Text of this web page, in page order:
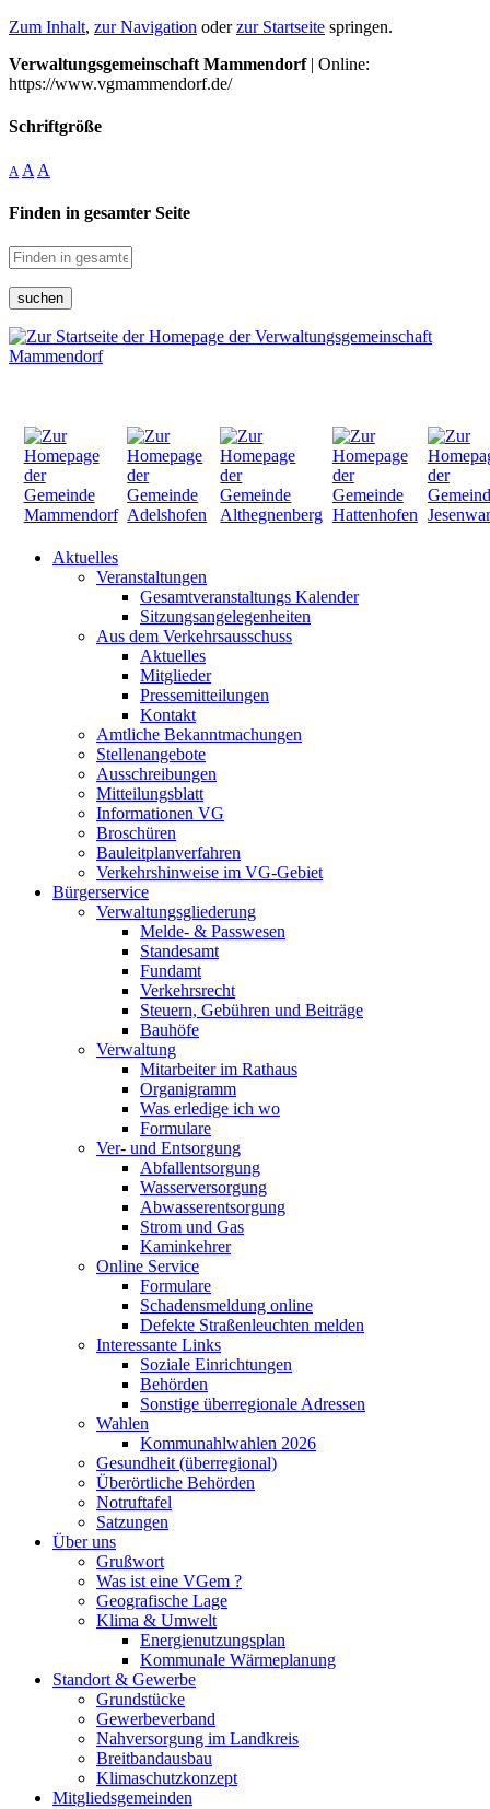
Zum Inhalt, zur Navigation oderzur Startseite springen.
Verwaltungsgemeinschaft Mammendorf| Online:
https://www.vgmammendorf.de/
Schriftgröße
A A A
Finden in gesamter Seite
suchen
Aktuelles
Veranstaltungen
Gesamtveranstaltungs Kalender
Sitzungsangelegenheiten
Aus dem Verkehrsausschuss
Aktuelles
Mitglieder
Pressemitteilungen
Kontakt
Amtliche Bekanntmachungen
Stellenangebote
Ausschreibungen
Mitteilungsblatt
Informationen VG
Broschüren
Bauleitplanverfahren
Verkehrshinweise im VG-Gebiet
Bürgerservice
Verwaltungsgliederung
Melde- & Passwesen
Standesamt
Fundamt
Verkehrsrecht
Steuern, Gebühren und Beiträge
Bauhöfe
Verwaltung
Mitarbeiter im Rathaus
Organigramm
Was erledige ich wo
Formulare
Ver- und Entsorgung
Abfallentsorgung
Wasserversorgung
Abwasserentsorgung
Strom und Gas
Kaminkehrer
Online Service
Formulare
Schadensmeldung online
Defekte Straßenleuchten melden
Interessante Links
Soziale Einrichtungen
Behörden
Sonstige überregionale Adressen
Wahlen
Kommunahlwahlen 2026
Gesundheit (überregional)
Überörtliche Behörden
Notruftafel
Satzungen
Über uns
Grußwort
Was ist eine VGem ?
Geografische Lage
Klima & Umwelt
Energienutzungsplan
Kommunale Wärmeplanung
Standort & Gewerbe
Grundstücke
Gewerbeverband
Nahversorgung im Landkreis
Breitbandausbau
Klimaschutzkonzept
Mitgliedsgemeinden